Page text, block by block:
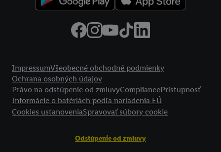
ImpressumVšeobecné obchodné podmienky
Ochrana osobných údajov
Právo na odstúpenie od zmluvyCompliancePrístupnosť
Informácie o batériách podľa nariadenia EÚ
Cookies ustanoveniaSpravovať súbory cookie
Odstúpenie od zmluvy